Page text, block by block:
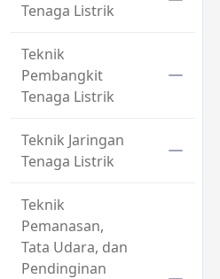
Tenaga Listrik
Teknik
Pembangkit
Tenaga Listrik
Teknik Jaringan
Tenaga Listrik
Teknik
Pemanasan,
Tata Udara, dan
Pendinginan